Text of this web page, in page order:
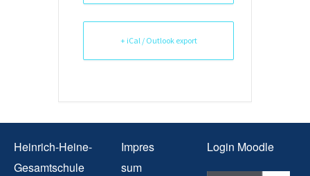
+ iCal / Outlook export
Heinrich-Heine-
Gesamtschule
Impres
sum
Login Moodle